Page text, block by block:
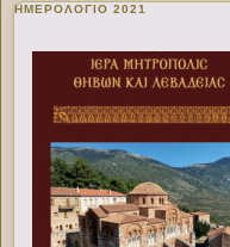
ΗΜΕΡΟΛΟΓΙΟ 2021